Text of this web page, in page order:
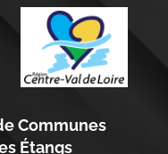
Communes
Étangs